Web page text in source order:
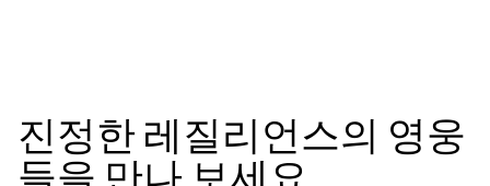
진정한 레질리언스의 영웅